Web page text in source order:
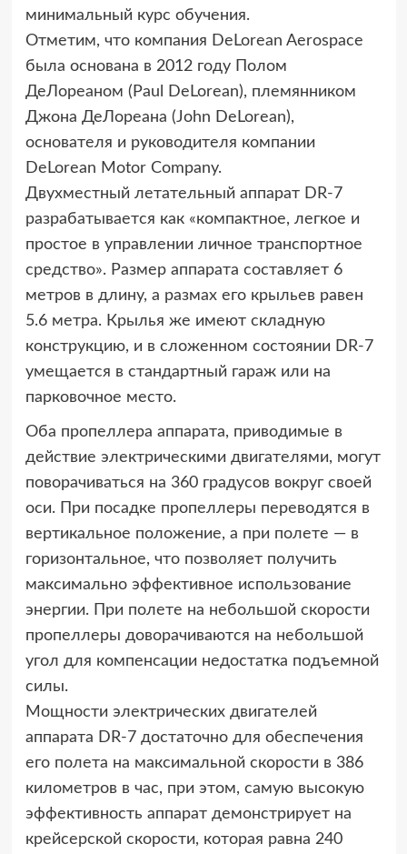
минимальный курс обучения.
Отметим, что компания DeLorean Aerospace
была основана в 2012 году Полом
ДеЛореаном (Paul DeLorean), племянником
Джона ДеЛореана (John DeLorean),
основателя и руководителя компании
DeLorean Motor Company.
Двухместный летательный аппарат DR-7
разрабатывается как «компактное, легкое и
простое в управлении личное транспортное
средство». Размер аппарата составляет 6
метров в длину, а размах его крыльев равен
5.6 метра. Крылья же имеют складную
конструкцию, и в сложенном состоянии DR-7
умещается в стандартный гараж или на
парковочное место.
Оба пропеллера аппарата, приводимые в
действие электрическими двигателями, могут
поворачиваться на 360 градусов вокруг своей
оси. При посадке пропеллеры переводятся в
вертикальное положение, а при полете — в
горизонтальное, что позволяет получить
максимально эффективное использование
энергии. При полете на небольшой скорости
пропеллеры доворачиваются на небольшой
угол для компенсации недостатка подъемной
силы.
Мощности электрических двигателей
аппарата DR-7 достаточно для обеспечения
его полета на максимальной скорости в 386
километров в час, при этом, самую высокую
эффективность аппарат демонстрирует на
крейсерской скорости, которая равна 240